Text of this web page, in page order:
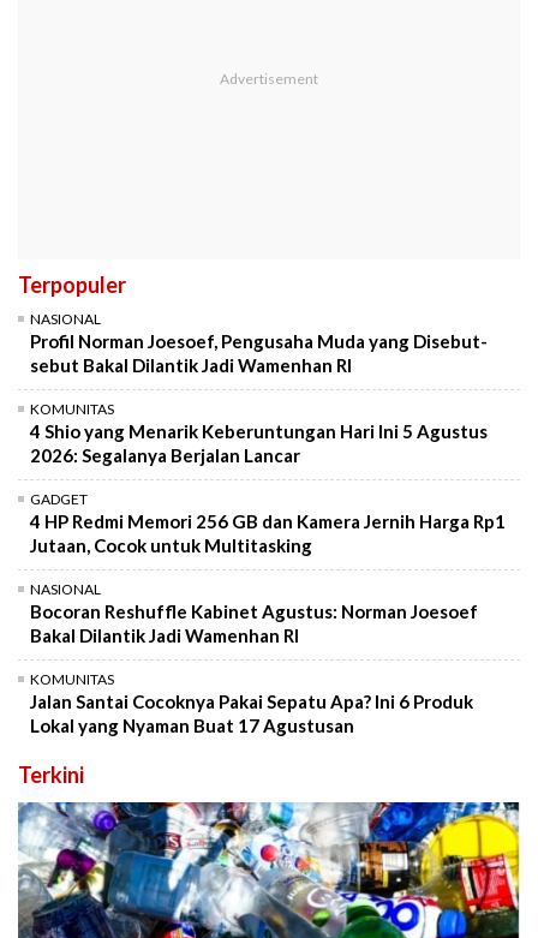
Terpopuler
NASIONAL
Profil Norman Joesoef, Pengusaha Muda yang Disebut-
sebut Bakal Dilantik Jadi Wamenhan RI
KOMUNITAS
4 Shio yang Menarik Keberuntungan Hari Ini 5 Agustus
2026: Segalanya Berjalan Lancar
GADGET
4 HP Redmi Memori 256 GB dan Kamera Jernih Harga Rp1
Jutaan, Cocok untuk Multitasking
NASIONAL
Bocoran Reshuffle Kabinet Agustus: Norman Joesoef
Bakal Dilantik Jadi Wamenhan RI
KOMUNITAS
Jalan Santai Cocoknya Pakai Sepatu Apa? Ini 6 Produk
Lokal yang Nyaman Buat 17 Agustusan
Terkini